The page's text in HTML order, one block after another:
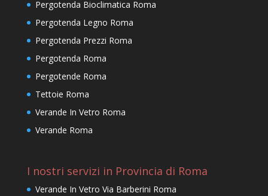
Pergotenda Bioclimatica Roma
Pergotenda Legno Roma
Pergotenda Prezzi Roma
Pergotenda Roma
Pergotende Roma
Tettoie Roma
Verande In Vetro Roma
Verande Roma
I nostri servizi in Provincia di Roma
Verande In Vetro Via Barberini Roma